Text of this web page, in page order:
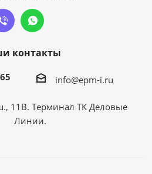
контакты
info@epm-i.ru
11В. Терминал ТК Деловые
Линии.